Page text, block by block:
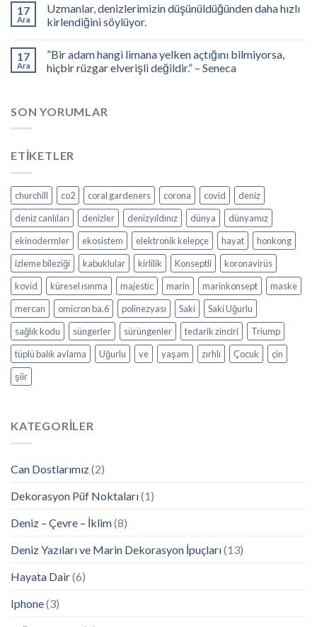
17
Ara
Uzmanlar, denizlerimizin düşünüldüğünden daha hızlı
kirlendiğini söylüyor.
17
Ara
”Bir adam hangi limana yelken açtığını bilmiyorsa,
hiçbir rüzgar elverişli değildir.” – Seneca
SON YORUMLAR
ETIKETLER
churchill co2 coral gardeners corona covid
deniz
deniz canlıları
denizler denizyıldınız dünya
dünyamız
ekinodermler
ekosistem elektronik kelepçe hayat
honkong
izleme bileziği
kabuklular kirlilik Konseptli
koronavirüs
kovid
küresel ısınma majestic marin marinkonsept
maske
mercan
omicron ba.6 polinezyası Saki
Saki Uğurlu
sağlık kodu
süngerler sürüngenler tedarik zinciri
Triump
tüplü balık avlama
Uğurlu ve yaşam zırhlı Çocuk
çin
şiir
KATEGORILER
Can Dostlarımız(2)
Dekorasyon Püf Noktaları(1)
Deniz – Çevre – İklim(8)
Deniz Yazıları ve Marin Dekorasyon İpuçları(13)
Hayata Dair(6)
Iphone(3)